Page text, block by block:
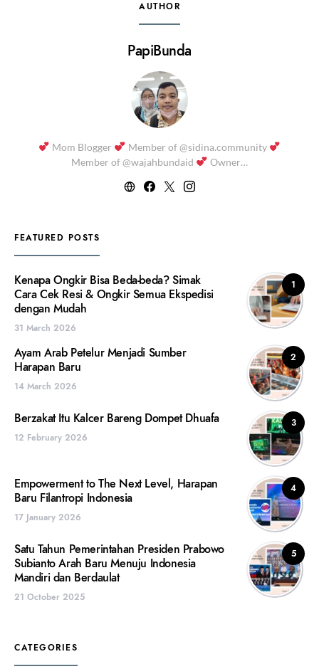
AUTHOR
PapiBunda
Mom Blogger
Member of @sidina.community
Member of @wajahbundaid
Owner…
FEATURED POSTS
1
Kenapa Ongkir Bisa Beda-beda? Simak
Cara Cek Resi & Ongkir Semua Ekspedisi
dengan Mudah
31 March 2026
2
Ayam Arab Petelur Menjadi Sumber
Harapan Baru
14 March 2026
3
Berzakat Itu Kalcer Bareng Dompet Dhuafa
12 February 2026
4
Empowerment to The Next Level, Harapan
Baru Filantropi Indonesia
17 January 2026
5
Satu Tahun Pemerintahan Presiden Prabowo
Subianto Arah Baru Menuju Indonesia
Mandiri dan Berdaulat
21 October 2025
CATEGORIES